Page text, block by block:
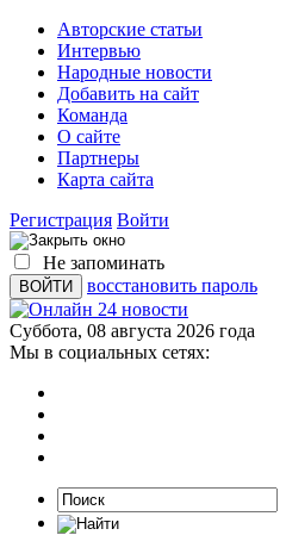
Авторские статьи
Интервью
Народные новости
Добавить на сайт
Команда
О сайте
Партнеры
Карта сайта
Регистрация Войти
Не запоминать
восстановить пароль
Суббота, 08 августа 2026 года
Мы в социальных сетях: